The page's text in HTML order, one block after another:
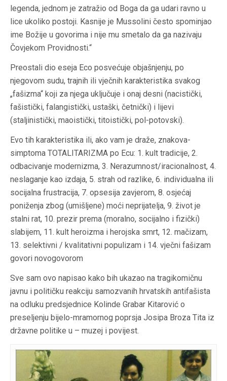
legenda, jednom je zatražio od Boga da ga udari ravno u
lice ukoliko postoji. Kasnije je Mussolini često spominjao
ime Božije u govorima i nije mu smetalo da ga nazivaju
Čovjekom Providnosti.“
Preostali dio eseja Eco posvećuje objašnjenju, po
njegovom sudu, trajnih ili vječnih karakteristika svakog
„fašizma“ koji za njega uključuje i onaj desni (nacistički,
fašistički, falangistički, ustaški, četnički) i lijevi
(staljinistički, maoistički, titoistički, pol-potovski).
Evo tih karakteristika ili, ako vam je draže, znakova-
simptoma TOTALITARIZMA po Ecu: 1. kult tradicije, 2.
odbacivanje modernizma, 3. Nerazumnost/iracionalnost, 4.
neslaganje kao izdaja, 5. strah od razlike, 6. individualna ili
socijalna frustracija, 7. opsesija zavjerom, 8. osjećaj
poniženja zbog (umišljene) moći neprijatelja, 9. život je
stalni rat, 10. prezir prema (moralno, socijalno i fizički)
slabijem, 11. kult heroizma i herojska smrt, 12. mačizam,
13. selektivni / kvalitativni populizam i 14. vječni fašizam
govori novogovorom
Sve sam ovo napisao kako bih ukazao na tragikomičnu
javnu i političku reakciju samozvanih hrvatskih antifašista
na odluku predsjednice Kolinde Grabar Kitarović o
preseljenju bijelo-mramornog poprsja Josipa Broza Tita iz
državne politike u – muzej i povijest.